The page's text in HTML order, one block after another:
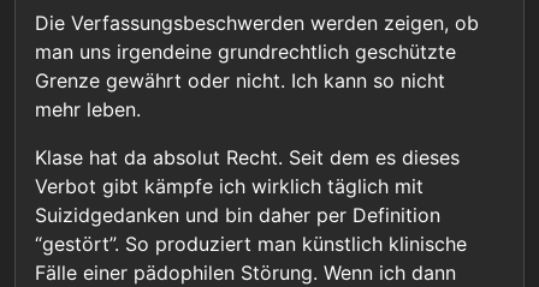
Die Verfassungsbeschwerden werden zeigen, ob
man uns irgendeine grundrechtlich geschützte
Grenze gewährt oder nicht. Ich kann so nicht
mehr leben.
Klase hat da absolut Recht. Seit dem es dieses
Verbot gibt kämpfe ich wirklich täglich mit
Suizidgedanken und bin daher per Definition
“gestört”. So produziert man künstlich klinische
Fälle einer pädophilen Störung. Wenn ich dann